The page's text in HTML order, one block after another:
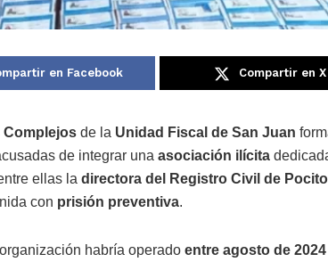
en Facebook Compartir en X
Complejos de la Unidad Fiscal de San Juan
de integrar una asociación ilícita
ellas la directora del Registro Civil de Pocito
con prisión preventiva.
habría operado entre agosto de